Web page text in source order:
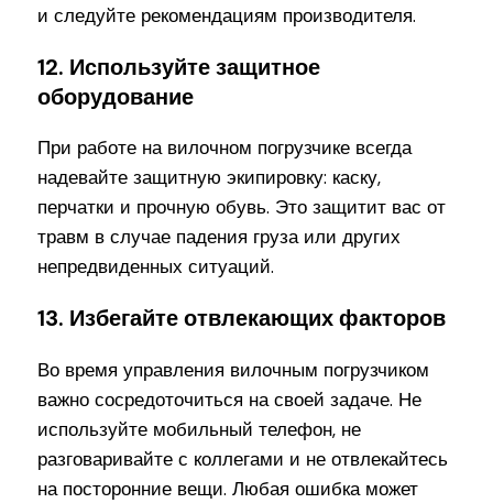
и следуйте рекомендациям производителя.
12. Используйте защитное
оборудование
При работе на вилочном погрузчике всегда
надевайте защитную экипировку: каску,
перчатки и прочную обувь. Это защитит вас от
травм в случае падения груза или других
непредвиденных ситуаций.
13. Избегайте отвлекающих факторов
Во время управления вилочным погрузчиком
важно сосредоточиться на своей задаче. Не
используйте мобильный телефон, не
разговаривайте с коллегами и не отвлекайтесь
на посторонние вещи. Любая ошибка может